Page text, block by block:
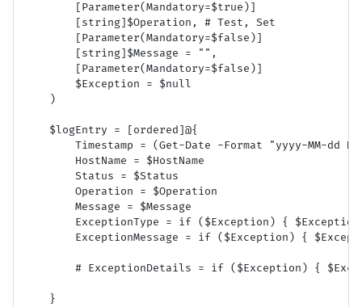
        [Parameter(Mandatory=$true)]
        [string]$Operation, # Test, Set
        [Parameter(Mandatory=$false)]
        [string]$Message = "",
        [Parameter(Mandatory=$false)]
        $Exception = $null
    )
    $logEntry = [ordered]@{
Timestamp = (Get-Date -Format "yyyy-MM-dd
        HostName = $HostName
        Status = $Status
        Operation = $Operation
        Message = $Message
ExceptionType = if ($Exception) {
ExceptionMessage = if ($Exception) {
# ExceptionDetails = if ($Exception) {
    }